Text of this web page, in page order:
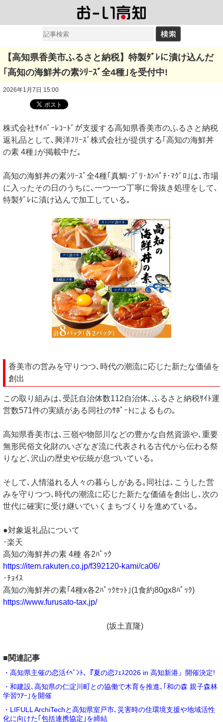
【高知県香美市ふるさと納税】特製ﾀﾞﾚに漬け込んだ
｢高知の海鮮丼の素ｼﾘｰｽﾞ全4種｣を受付中!
2026年1月7日 15:00
株式会社ｻｲﾊﾞｰﾚｺｰﾄﾞが支援する高知県香美市のふるさと納税
返礼品として､興洋ﾌﾘｰｽﾞ株式会社が提供する｢高知の海鮮丼
の素 4種｣が掲載中だ｡
高知の海鮮丼の素ｼﾘｰｽﾞ全4種｢真鯛･ﾌﾞﾘ･ｶﾝﾊﾟﾁ･ﾏｸﾞﾛ｣は､市場
に入ったその日のうちに､一つ一つ丁寧に骨抜き処理をして､
特製ﾀﾞﾚに漬け込んで加工している｡
香美市の営みを守りつつ､時代の潮流に応じた新たな価値を
創出
この取り組みは､受託自治体数112自治体､ふるさと納税ｻｲﾄ運
営数571件の実績がある同社のｻﾎﾟｰﾄによるもの｡
高知県香美市は､三嶺や物部川などの豊かな自然資源や､重要
無形民俗文化財のいざなぎ流に代表される古代から伝わる祭
りなど､沢山の歴史や伝統が息づいている｡
そして､人情溢れる人々の暮らしがある｡同社は､こうした営
みを守りつつ､時代の潮流に応じた新たな価値を創出し､次の
世代に確実に受け継いでいくまちづくりを進めている｡
●対象返礼品について
･楽天
高知の海鮮丼の素 4種 各2ﾊﾟｯｸ
https://item.rakuten.co.jp/f392120-kami/ca06/
･ﾁｮｲｽ
高知の海鮮丼の素｢4種x各2ﾊﾟｯｸｾｯﾄ｣(1食約80gx8ﾊﾟｯｸ)
https://www.furusato-tax.jp/
(坂土直隆)
■関連記事
・高知県主催の恋活ｲﾍﾞﾝﾄ､『夏の恋ﾌｪｽ2026 in 高知新港』開催決定!
・和建設､高知県の仁淀川町との協働で木育を推進､｢和の森 親子森林
学習ﾂｱｰ｣を開催
・LIFULL ArchiTechと高知県室戸市､災害時の住環境支援や地域活性
化に向けた｢包括連携協定｣を締結